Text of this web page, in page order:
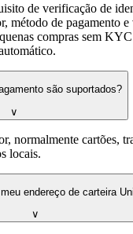
de verificação de
método de pagamento e
compras sem
são suportados?
∨
normalmente cartões,
locais.
endereço de carteira
∨